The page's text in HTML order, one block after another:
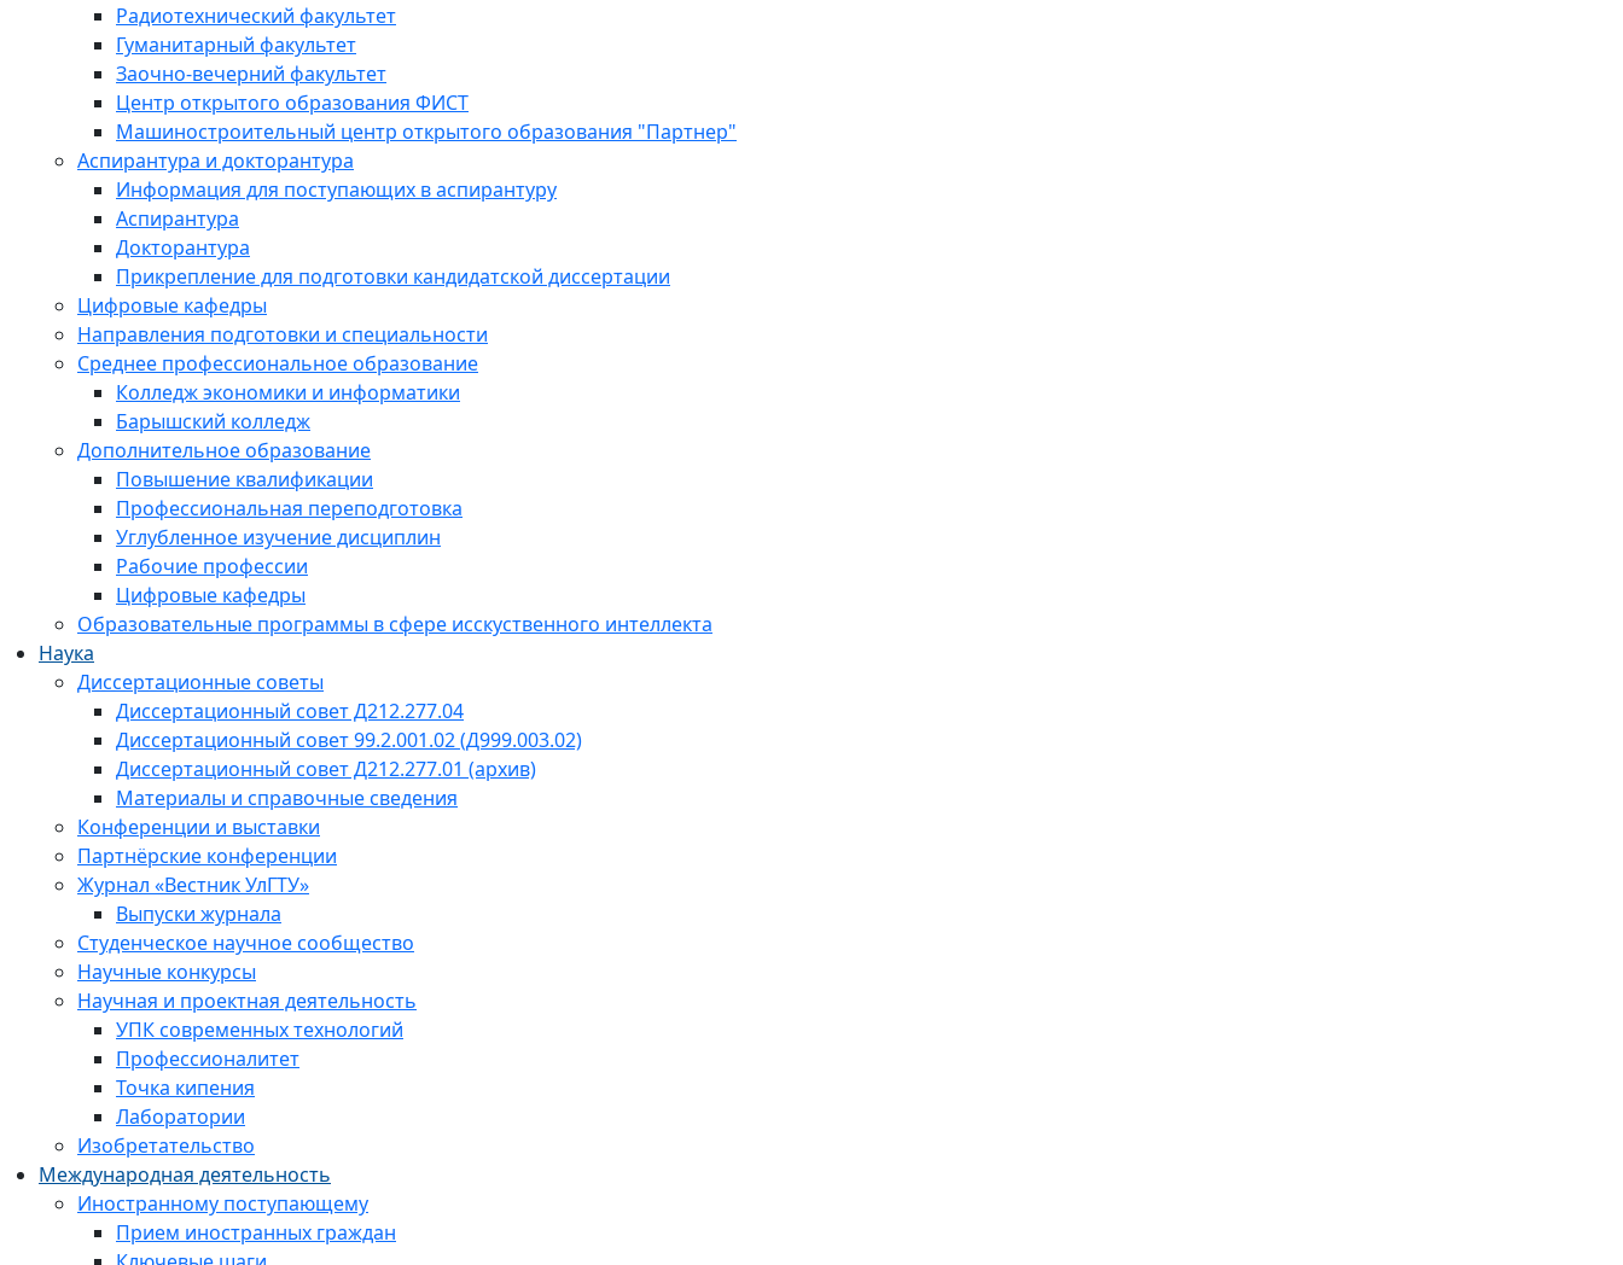
Радиотехнический факультет
Гуманитарный факультет
Заочно-вечерний факультет
Центр открытого образования ФИСТ
Машиностроительный центр открытого образования "Партнер"
Аспирантура и докторантура
Информация для поступающих в аспирантуру
Аспирантура
Докторантура
Прикрепление для подготовки кандидатской диссертации
Цифровые кафедры
Направления подготовки и специальности
Среднее профессиональное образование
Колледж экономики и информатики
Барышский колледж
Дополнительное образование
Повышение квалификации
Профессиональная переподготовка
Углубленное изучение дисциплин
Рабочие профессии
Цифровые кафедры
Образовательные программы в сфере исскуственного интеллекта
Наука
Диссертационные советы
Диссертационный совет Д212.277.04
Диссертационный совет 99.2.001.02 (Д999.003.02)
Диссертационный совет Д212.277.01 (архив)
Материалы и справочные сведения
Конференции и выставки
Партнёрские конференции
Журнал «Вестник УлГТУ»
Выпуски журнала
Студенческое научное сообщество
Научные конкурсы
Научная и проектная деятельность
УПК современных технологий
Профессионалитет
Точка кипения
Лаборатории
Изобретательство
Международная деятельность
Иностранному поступающему
Прием иностранных граждан